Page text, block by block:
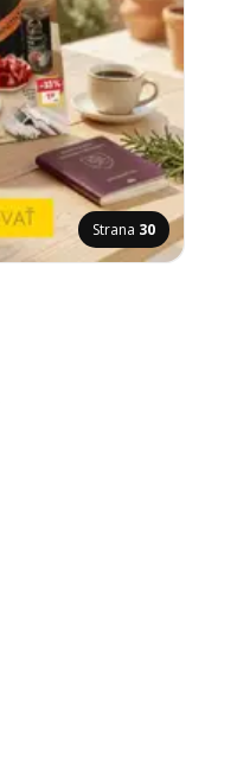
Strana 30